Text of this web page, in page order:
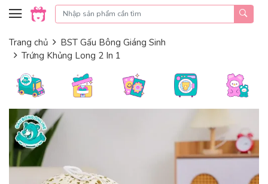
Skip to content
Trang chủ
BST Gấu Bông Giáng Sinh
Trứng Khủng Long 2 In 1